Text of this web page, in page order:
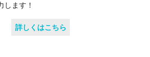
します！
詳しくはこちら